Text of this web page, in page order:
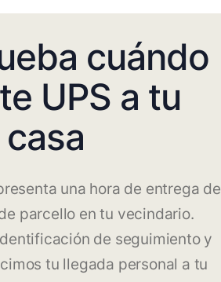
cuándo
UPS a tu
casa
una hora de entrega de
parcello en tu vecindario.
de seguimiento y
tu llegada personal a tu